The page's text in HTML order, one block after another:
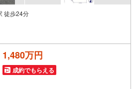
徒歩24分
1,480万円
成約でもらえる